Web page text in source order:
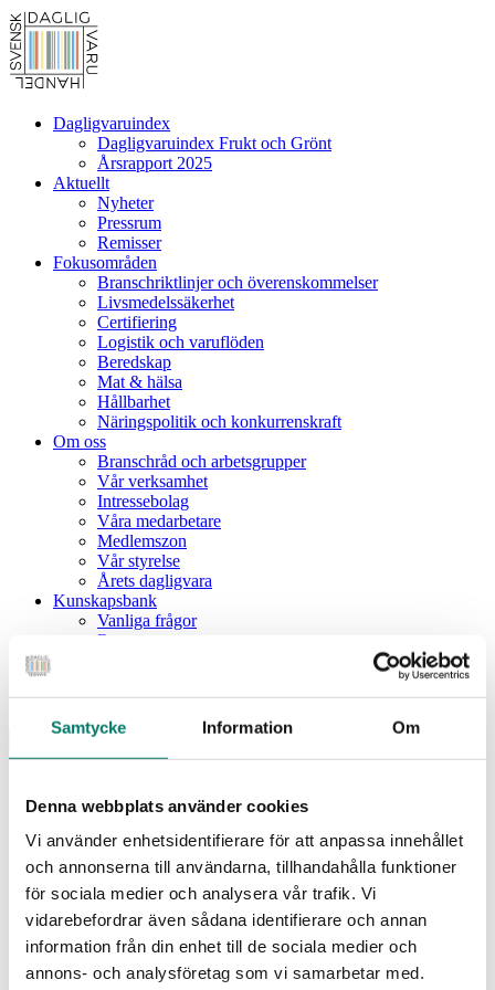
Samtycke Information Om
Denna webbplats använder cookies
Vi använder enhetsidentifierare för att anpassa innehållet
och annonserna till användarna, tillhandahålla funktioner
för sociala medier och analysera vår trafik. Vi
vidarebefordrar även sådana identifierare och annan
information från din enhet till de sociala medier och
annons- och analysföretag som vi samarbetar med.
Dagligvaruindex
Dagligvaruindex Frukt och Grönt
Årsrapport 2025
Aktuellt
Nyheter
Pressrum
Remisser
Fokusområden
Branschriktlinjer och överenskommelser
Livsmedelssäkerhet
Certifiering
Logistik och varuflöden
Beredskap
Mat & hälsa
Hållbarhet
Näringspolitik och konkurrenskraft
Om oss
Branschråd och arbetsgrupper
Vår verksamhet
Intressebolag
Våra medarbetare
Medlemszon
Vår styrelse
Årets dagligvara
Kunskapsbank
Vanliga frågor
Rapporter
Moms på livsmedel
Dagligvaruindex Frukt och Grönt
Årsrapport 2025
Aktuellt
Nyheter
Pressrum
Remisser
Fokusområden
Branschriktlinjer och överenskommelser
Livsmedelssäkerhet